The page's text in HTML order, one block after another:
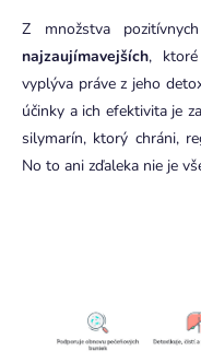
Z množstva
najzaujímavejších,
vyplýva práve z jeho
účinky a ich efektivita je
silymarín, ktorý chráni,
No to ani zďaleka nie je